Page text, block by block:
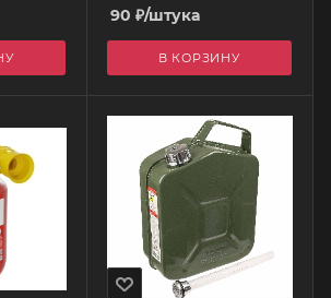
90 ₽/штука
В КОРЗИНУ